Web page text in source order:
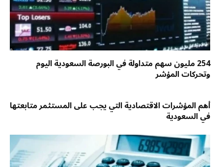
254 مليون سهم متداولة في البورصة السعودية اليوم
وتحركات المؤشر
أهم المؤشرات الاقتصادية التي يجب على المستثمر متابعتها
في السعودية